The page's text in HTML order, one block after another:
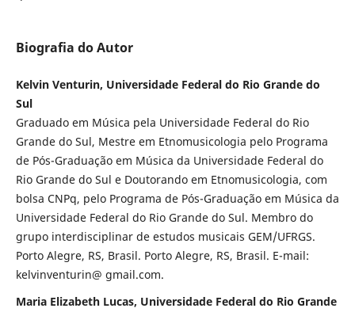
Biografia do Autor
Kelvin Venturin, Universidade Federal do Rio Grande do
Sul
Graduado em Música pela Universidade Federal do Rio
Grande do Sul, Mestre em Etnomusicologia pelo Programa
de Pós-Graduação em Música da Universidade Federal do
Rio Grande do Sul e Doutorando em Etnomusicologia, com
bolsa CNPq, pelo Programa de Pós-Graduação em Música da
Universidade Federal do Rio Grande do Sul. Membro do
grupo interdisciplinar de estudos musicais GEM/UFRGS.
Porto Alegre, RS, Brasil. Porto Alegre, RS, Brasil. E-mail:
kelvinventurin@ gmail.com.
Maria Elizabeth Lucas, Universidade Federal do Rio Grande